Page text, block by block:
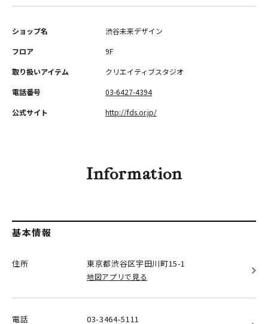
ショップ名
渋谷未来デザイン
フロア
9F
取り扱いアイテム
クリエイティブスタジオ
電話番号
03-6427-4394
公式サイト
http://fds.or.jp/
Information
基本情報
住所 東京都渋谷区宇田川町15-1
地図アプリで見る
電話 03-3464-5111